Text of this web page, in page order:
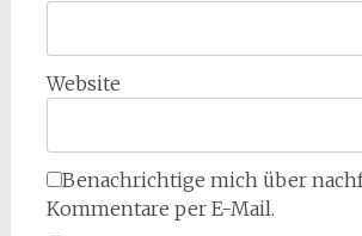
Website
Benachrichtige mich über
Kommentare per E-Mail.